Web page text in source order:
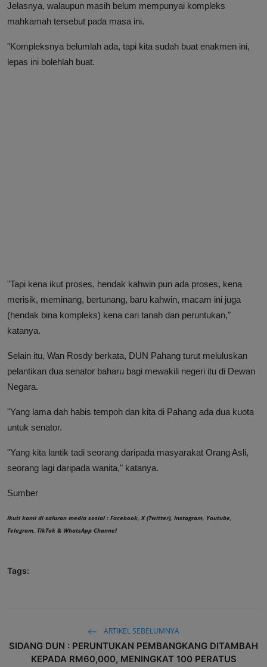
Jelasnya, walaupun masih belum mempunyai kompleks
mahkamah tersebut pada masa ini.
"Kompleksnya belumlah ada, tapi kita sudah buat enakmen ini,
lepas ini bolehlah buat.
"Tapi kena ikut proses, hendak kahwin pun ada proses, kena
merisik, meminang, bertunang, baru kahwin, macam ini juga
(hendak bina kompleks) kena cari tanah dan peruntukan,"
katanya.
Selain itu, Wan Rosdy berkata, DUN Pahang turut meluluskan
pelantikan dua senator baharu bagi mewakili negeri itu di Dewan
Negara.
"Yang lama dah habis tempoh dan kita di Pahang ada dua kuota
untuk senator.
"Yang kita lantik tadi seorang daripada masyarakat Orang Asli,
seorang lagi daripada wanita," katanya.
Sumber
Ikuti kami di saluran media sosial : Facebook,X (Twitter), Instagram, Youtube,
Telegram, TikTok & WhatsApp Channel
Tags:
ARTIKEL SEBELUMNYA
SIDANG DUN : PERUNTUKAN PEMBANGKANG DITAMBAH
KEPADA RM60,000, MENINGKAT 100 PERATUS